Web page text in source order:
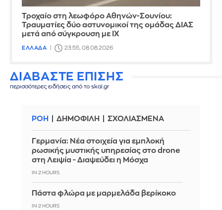
Τροχαίο στη λεωφόρο Αθηνών-Σουνίου:
Τραυματίες δύο αστυνομικοί της ομάδας ΔΙΑΣ
μετά από σύγκρουση με ΙΧ
ΕΛΛΑΔΑ 23:55, 08.08.2026
ΔΙΑΒΑΣΤΕ ΕΠΙΣΗΣ
περισσότερες ειδήσεις από το skai.gr
ΡΟΗ ΔΗΜΟΦΙΛΗ ΣΧΟΛΙΑΣΜΕΝΑ
Γερμανία: Νέα στοιχεία για εμπλοκή
ρωσικής μυστικής υπηρεσίας στο drone
στη Λειψία - Διαψεύδει η Μόσχα
IN 2 HOURS
Πάστα φλώρα με μαρμελάδα βερίκοκο
IN 2 HOURS